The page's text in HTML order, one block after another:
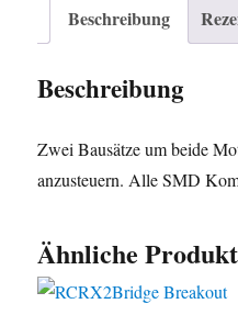
Boards)
Beschreibung
Beschreibung
Zwei Bausätze um beide
anzusteuern. Alle SMD
Ähnliche